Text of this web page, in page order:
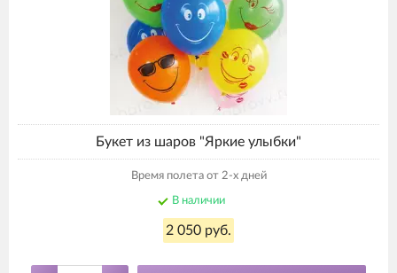
Букет из шаров "Яркие улыбки"
Время полета от 2-х дней
В наличии
2 050 руб.